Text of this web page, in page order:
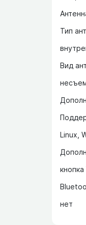
Тип
Вид
Linux,
кнопка
нет